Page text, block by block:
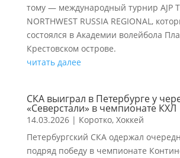
тому — международный турнир AJP
NORTHWEST RUSSIA REGIONAL,
состоялся в Академии волейбола
Крестовском острове.
читать далее
СКА выиграл в Петербурге у
«Северстали» в чемпионате КХЛ
14.03.2026| Коротко, Хоккей
Петербургский СКА одержал
подряд победу в чемпионате